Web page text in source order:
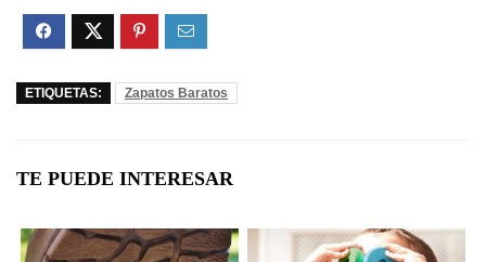
ETIQUETAS: Zapatos Baratos
TE PUEDE INTERESAR